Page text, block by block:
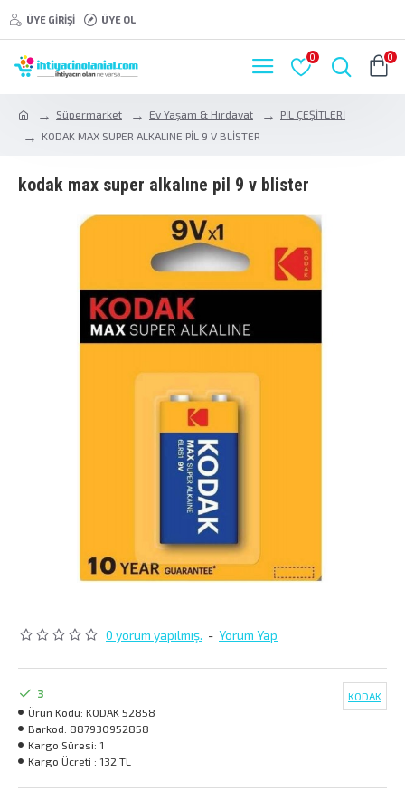
ÜYE GIRIŞI ÜYE OL
0 0
Süpermarket Ev Yaşam & Hırdavat
PİL ÇEŞİTLERİ
KODAK MAX SUPER ALKALINE PİL 9 V BLİSTER
kodak max super alkaline pi̇l 9 v bli̇ster
0 yorum yapılmış. - Yorum Yap
3
Ürün Kodu: KODAK 52858
Barkod: 887930952858
Kargo Süresi: 1
Kargo Ücreti : 132 TL
KODAK